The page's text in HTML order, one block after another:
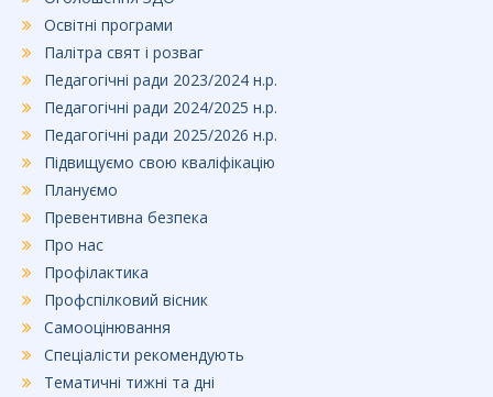
Освітні програми
Палітра свят і розваг
Педагогічні ради 2023/2024 н.р.
Педагогічні ради 2024/2025 н.р.
Педагогічні ради 2025/2026 н.р.
Підвищуємо свою кваліфікацію
Плануємо
Превентивна безпека
Про нас
Профілактика
Профспілковий вісник
Самооцінювання
Спеціалісти рекомендують
Тематичні тижні та дні